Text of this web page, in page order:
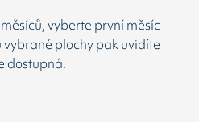
vyberte první měsíc
plochy pak uvidíte
dostupná.